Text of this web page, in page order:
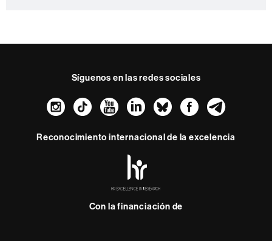
Síguenos en las redes sociales
Instagram
TikTokYouTube
LinkedIn
Bluesky
Reconocimiento internacional de la excelencia
-
Con la financiación de